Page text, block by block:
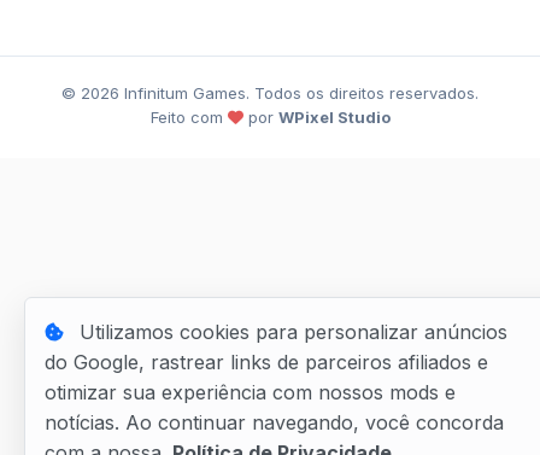
© 2026 Infinitum Games. Todos os direitos reservados.
Feito com
por WPixel Studio
Utilizamos cookies para personalizar anúncios
do Google, rastrear links de parceiros afiliados e
otimizar sua experiência com nossos mods e
notícias. Ao continuar navegando, você concorda